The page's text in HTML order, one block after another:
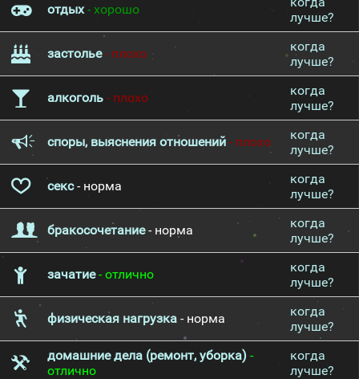
отдых- хорошо
лучше?
застолье- плохо
когда
лучше?
алкоголь - плохо
когда
лучше?
споры, выяснения отношений - плохо
когда
лучше?
секс- норма
когда
лучше?
бракосочетание- норма
когда
лучше?
зачатие- отлично
когда
лучше?
физическая нагрузка - норма
когда
лучше?
домашние дела (ремонт, уборка) -
отлично
когда
лучше?